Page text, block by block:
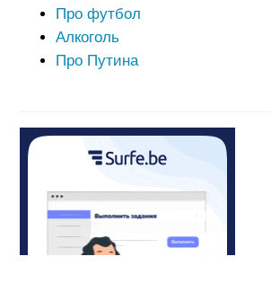
Про футбол
Алкоголь
Про Путина